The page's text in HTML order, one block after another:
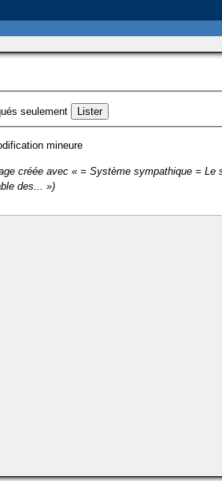
seulement
mineure
créée avec « = Système sympathique = Le
des... »)